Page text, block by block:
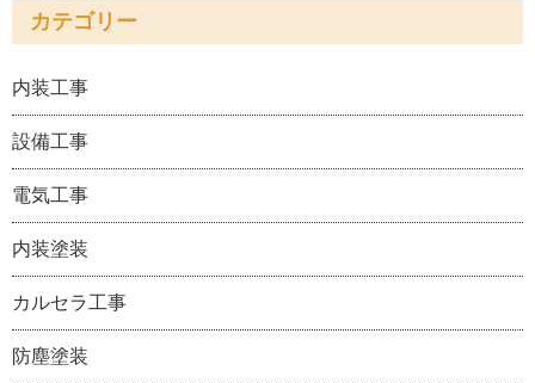
カテゴリー
内装工事
設備工事
電気工事
内装塗装
カルセラ工事
防塵塗装